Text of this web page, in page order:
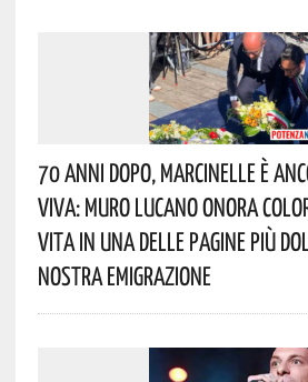
70 Anni Dopo, Marcinelle È
Viva: Muro Lucano Onora
Vita In Una Delle Pagine Più
Nostra Emigrazione